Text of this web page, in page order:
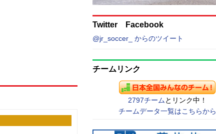
Twitter Facebook
@jr_soccer_ からのツイート
チームリンク
2797チーム とリンク中！
チームデータ一覧はこちらから